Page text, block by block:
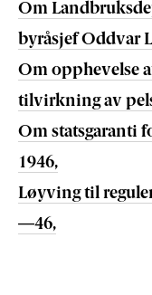
Om
byråsjef Oddvar
Om opphevelse
tilvirkning av
Om statsgaranti
1946,
Løyving til
—46,